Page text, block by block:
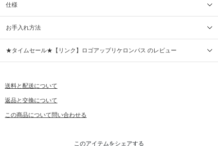
仕様
お手入れ方法
★タイムセール★【リンク】ロゴアップリケロンパス のレビュー
送料と配送について
返品と交換について
この商品について問い合わせる
このアイテムをシェアする